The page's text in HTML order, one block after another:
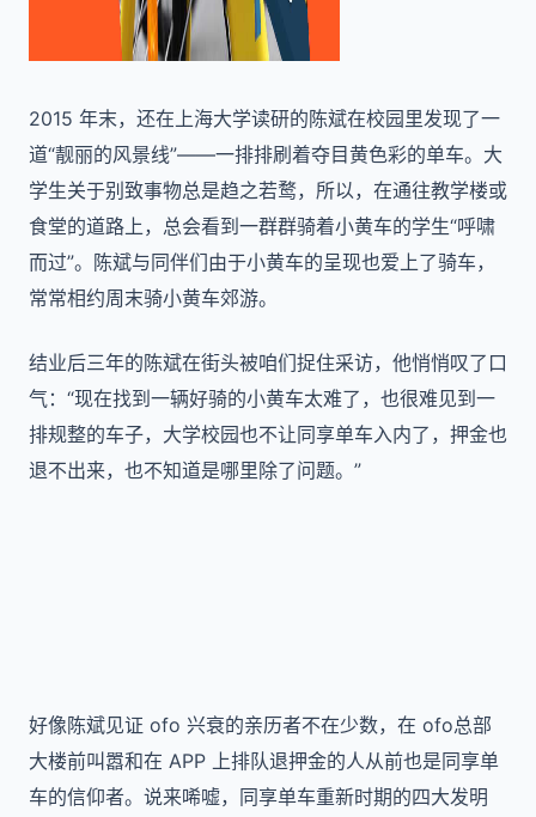
2015 年末，还在上海大学读研的陈斌在校园里发现了一
道“靓丽的风景线”——一排排刷着夺目黄色彩的单车。大
学生关于别致事物总是趋之若鹜，所以，在通往教学楼或
食堂的道路上，总会看到一群群骑着小黄车的学生“呼啸
而过”。陈斌与同伴们由于小黄车的呈现也爱上了骑车，
常常相约周末骑小黄车郊游。
结业后三年的陈斌在街头被咱们捉住采访，他悄悄叹了口
气：“现在找到一辆好骑的小黄车太难了，也很难见到一
排规整的车子，大学校园也不让同享单车入内了，押金也
退不出来，也不知道是哪里除了问题。”
好像陈斌见证 ofo 兴衰的亲历者不在少数，在 ofo总部
大楼前叫嚣和在 APP 上排队退押金的人从前也是同享单
车的信仰者。说来唏嘘，同享单车重新时期的四大发明